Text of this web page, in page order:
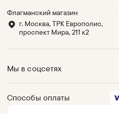
Флагманский магазин
г. Москва, ТРК Европолис,
проспект Мира, 211 к2
Мы в соцсетях
Способы оплаты